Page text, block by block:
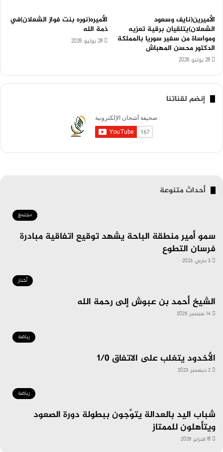
الأميرين(نايف وسعود
الشعلان)يتلقيان برقية تعزيه
ومواساة من سفير سوريا بالمملكة
الدكتور محسن المهباش
28 يوليو، 2026
الأميره(نوره بنت فواز الشعلان)في
ذمة الله
28 يوليو، 2026
إنضم لقناتنا
أحداث متنوعة
مجتمع
سمو أمير منطقة الباحة يشهد توقيع اتفاقية مبادرة
فرسان التطوع
3 مارس، 2023
أخبار
الشيخ أحمد بن عبوش إلى رحمة الله
14 سبتمبر، 2025
رياضة
الأخدود يتغلب على الاتفاق 1/0
2 ديسمبر، 2023
رياضة
شباب اليد بالعدالة يتوَّجون ببطولة دورة الصعود
ويتأهلون للممتاز
18 فبراير، 2026